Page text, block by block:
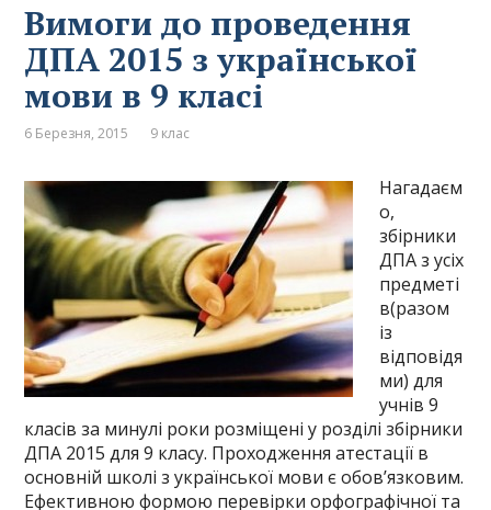
Вимоги до проведення
ДПА 2015 з української
мови в 9 класі
6 Березня, 2015 9 клас
Нагадаєм
о,
збірники
ДПА з усіх
предметі
в(разом
із
відповідя
ми) для
учнів 9
класів за минулі роки розміщені у розділі збірники
ДПА 2015 для 9 класу. Проходження атестації в
основній школі з української мови є обов’язковим.
Ефективною формою перевірки орфографічної та